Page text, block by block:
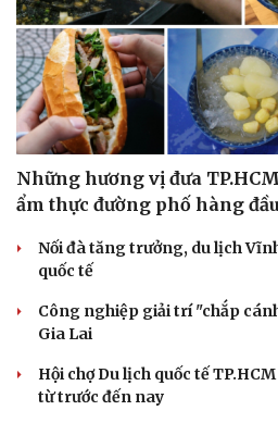
Những hương vị đưa
ẩm thực đường phố hàng
Nối đà tăng trưởng, du lịch
quốc tế
Công nghiệp giải trí "chắp
Gia Lai
Hội chợ Du lịch quốc tế
từ trước đến nay